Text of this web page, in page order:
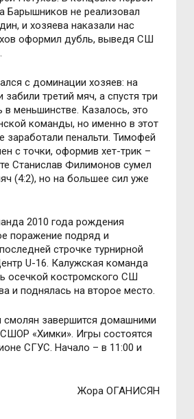
Барышников не реализовал
и хозяева наказали нас
оформил дубль, выведя СШ
с доминации хозяев: на
забили третий мяч, а спустя три
в меньшинстве. Казалось, это
команды, но именно в этот
заработали пенальти. Тимофей
с точки, оформив хет-трик –
Станислав Филимонов сумел
(4:2), но на большее сил уже
2010 года рождения
поражение подряд и
строчке турнирной
U-16. Калужская команда
осечкой костромского СШ
и поднялась на второе место.
смолян завершится домашними
«Химки». Игры состоятся
СГУС. Начало – в 11:00 и
Жора ОГАНИСЯН